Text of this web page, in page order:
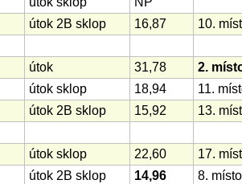
útok 2B sklop 16,87 10.
útok 31,78
2.
útok sklop 18,94
11.
útok 2B sklop 15,92 13.
útok sklop 22,60
17.
útok 2B sklop
14,96
8. místo